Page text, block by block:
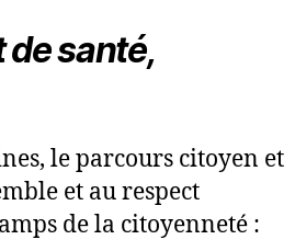
santé,
le parcours citoyen et
et au respect
de la citoyenneté :